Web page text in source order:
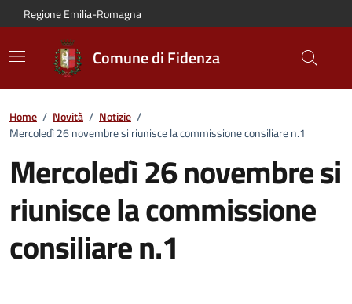
Vai al contenuto principale
Vai alla navigazione del sito
Vai al piede di pagina
Regione Emilia-Romagna
Comune di Fidenza
Home / Novità / Notizie /
Mercoledì 26 novembre si riunisce la commissione consiliare n.1
Mercoledì 26 novembre si
riunisce la commissione
consiliare n.1